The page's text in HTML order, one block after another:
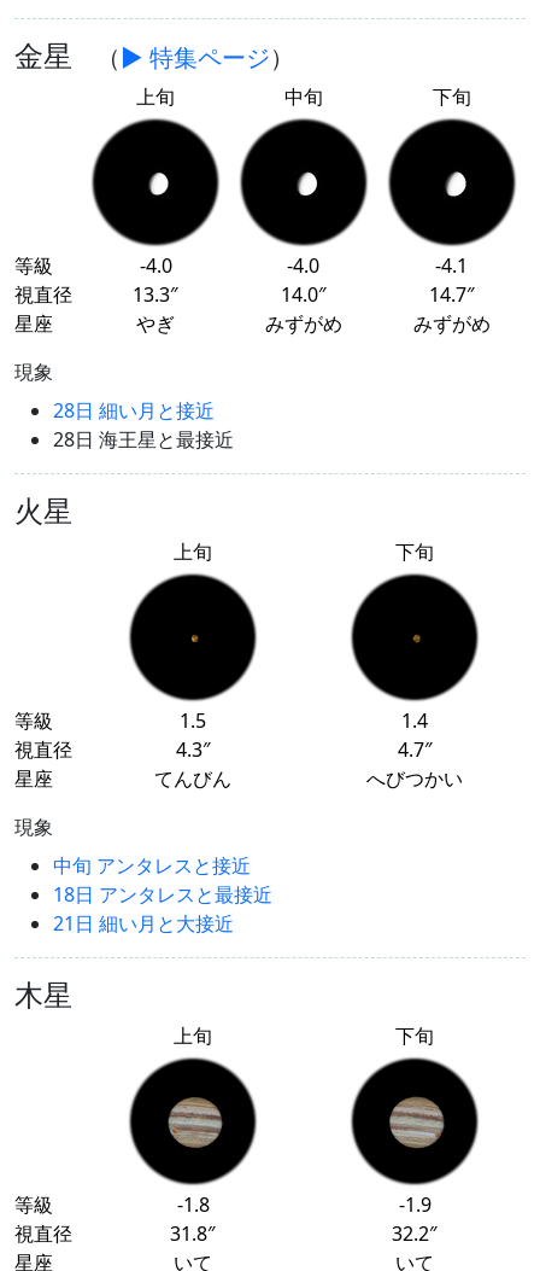
金星 （▶ 特集ページ）
上旬 中旬 下旬
等級 -4.0 -4.0
-4.1
視直径
13.3″ 14.0″
14.7″
星座
やぎ みずがめ
みずがめ
現象
28日 細い月と接近
28日 海王星と最接近
火星
上旬 下旬
等級 1.5
1.4
視直径
4.3″
4.7″
星座
てんびん
へびつかい
現象
中旬 アンタレスと接近
18日 アンタレスと最接近
21日 細い月と大接近
木星
上旬 下旬
等級 -1.8
-1.9
視直径
31.8″
32.2″
星座
いて いて